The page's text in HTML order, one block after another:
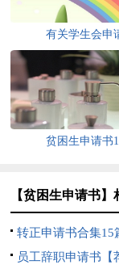
有关学生会申
贫困生申请书
【贫困生申请书】
转正申请书合集15
员工辞职申请书【